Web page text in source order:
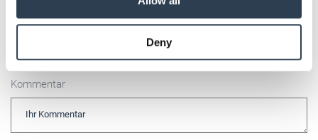
provided to them or that they’ve collected from your use
Weitere Informationen:Impressum Datenschutz
Deny
E-Mail
Kommentar